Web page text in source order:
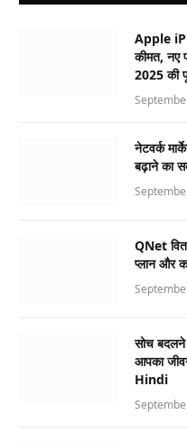
Apple
कीमत,
2025 की
नेटवर्क
बढ़ाने का
QNet
प्लान और
सोच बदलने
आपका
Hindi